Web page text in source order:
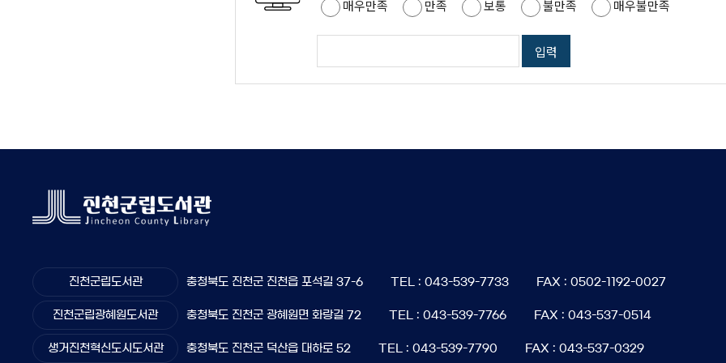
매우만족 만족 보통 불만족 매우불만족
진천군립도서관 충청북도 진천군 진천읍 포석길 37-6 TEL : 043-539-7733 FAX : 0502-1192-0027
진천군립광혜원도서관 충청북도 진천군 광혜원면 화랑길 72 TEL : 043-539-7766 FAX : 043-537-0514
생거진천혁신도시도서관 충청북도 진천군 덕산읍 대하로 52 TEL : 043-539-7790 FAX : 043-537-0329